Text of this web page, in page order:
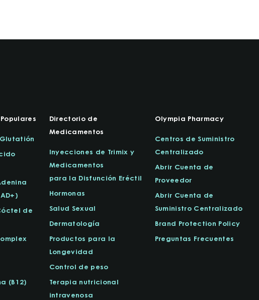
de
(B12)
Directorio de
Medicamentos
Inyecciones de Trimix y
Medicamentos
para la Disfunción Eréctil
Hormonas
Salud Sexual
Dermatología
Productos para la
Longevidad
Control de peso
Terapia nutricional
intravenosa
Olympia Pharmacy
Centros de Suministro
Centralizado
Abrir Cuenta de
Proveedor
Abrir Cuenta de
Suministro Centralizado
Brand Protection Policy
Preguntas Frecuentes